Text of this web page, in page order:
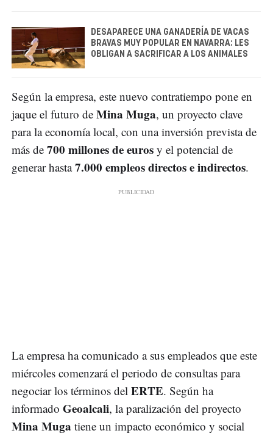
DESAPARECE UNA GANADERÍA DE VACAS
BRAVAS MUY POPULAR EN NAVARRA: LES
OBLIGAN A SACRIFICAR A LOS ANIMALES
Según la empresa, este nuevo contratiempo pone en
jaque el futuro de Mina Muga, un proyecto clave
para la economía local, con una inversión prevista de
más de 700 millones de euros y el potencial de
generar hasta7.000 empleos directos e indirectos.
La empresa ha comunicado a sus empleados que este
miércoles comenzará el periodo de consultas para
negociar los términos del ERTE. Según ha
informado Geoalcali, la paralización del proyecto
Mina Muga tiene un impacto económico y social